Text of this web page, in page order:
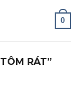
0
RÁT”